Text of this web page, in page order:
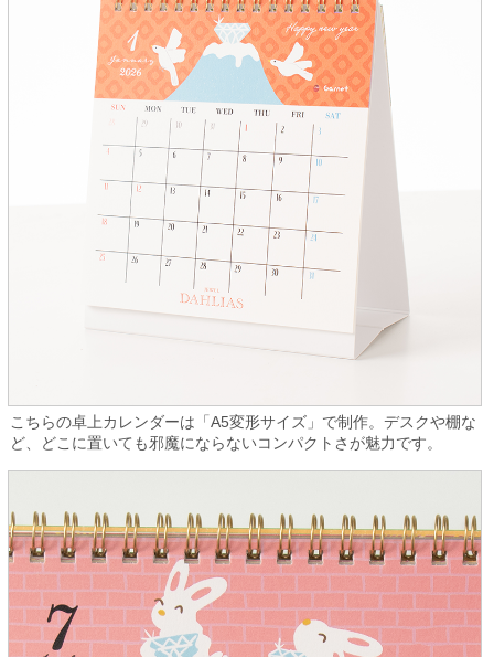
こちらの卓上カレンダーは「A5変形サイズ」で制作。デスクや棚な
ど、どこに置いても邪魔にならないコンパクトさが魅力です。